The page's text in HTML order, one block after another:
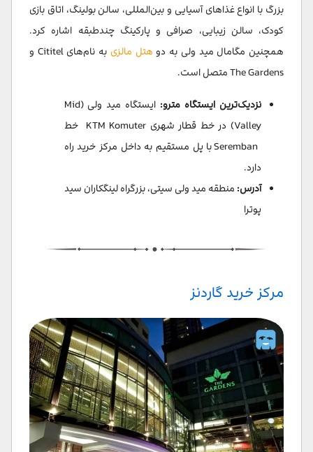
بزرگ با انواع غذاهای آسیایی و بین‌المللی، سالن بولینگ، اتاق بازی
کودک، سالن زیبایی، صرافی و پارکینگ چندطبقه اشاره کرد.
همچنین مگامال مید ولی به دو هتل مالزی
به نام‌های Cititel و
The Gardens متصل است.
نزدیک‌ترین ایستگاه مترو:
ایستگاه مید ولی (Mid
Valley) در خط قطار شهری KTM Komuter خط
Seremban با پل مستقیم به داخل مرکز خرید راه
دارد.
آدرس: منطقه مید ولی سیتی، بزرگراه لینگکاران سید
پوترا
مرکز خرید گاردنز